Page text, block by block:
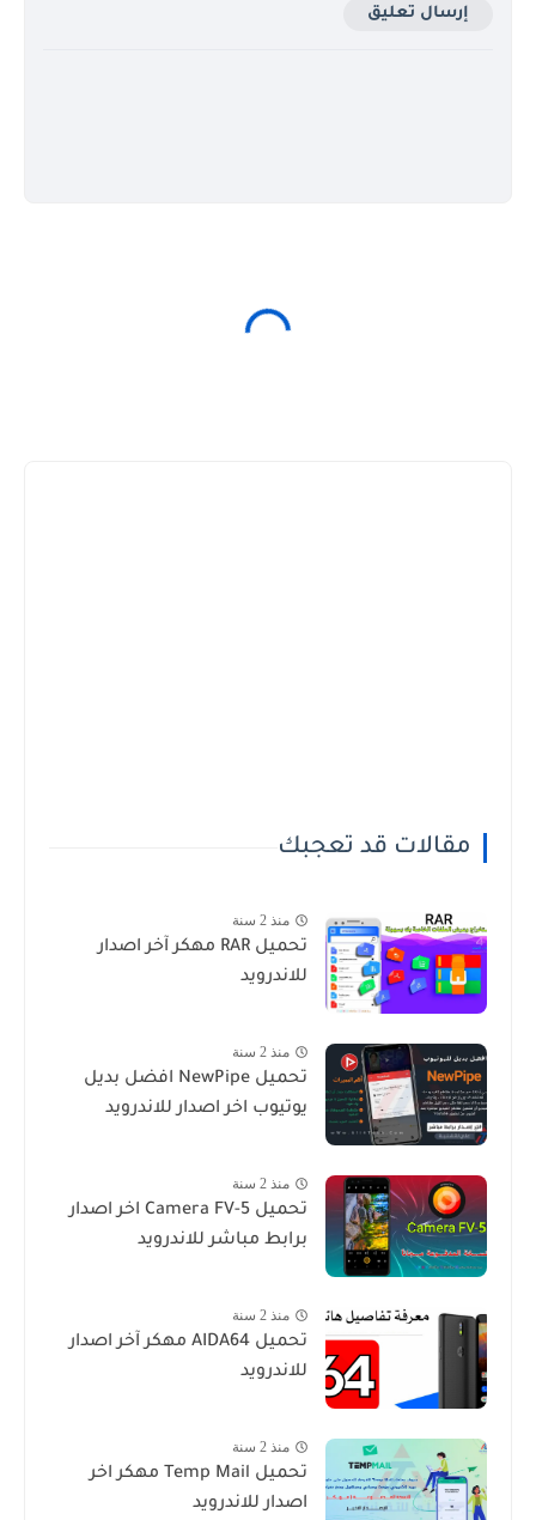
إرسال تعليق
مقالات قد تعجبك
منذ 2 سنة
تحميل RAR مهكر آخر اصدار
للاندرويد
منذ 2 سنة
تحميل NewPipe افضل بديل
يوتيوب اخر اصدار للاندرويد
منذ 2 سنة
تحميل Camera FV-5 اخر اصدار
برابط مباشر للاندرويد
منذ 2 سنة
تحميل AIDA64‏ مهكر آخر اصدار
للاندرويد
منذ 2 سنة
تحميل Temp Mail مهكر اخر
اصدار للاندرويد